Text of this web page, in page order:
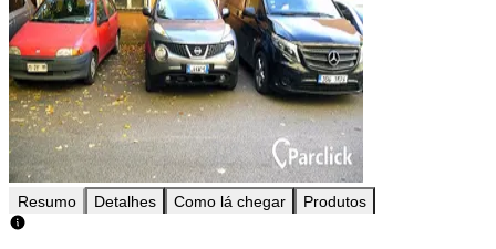
Resumo Detalhes Como lá chegar Produtos